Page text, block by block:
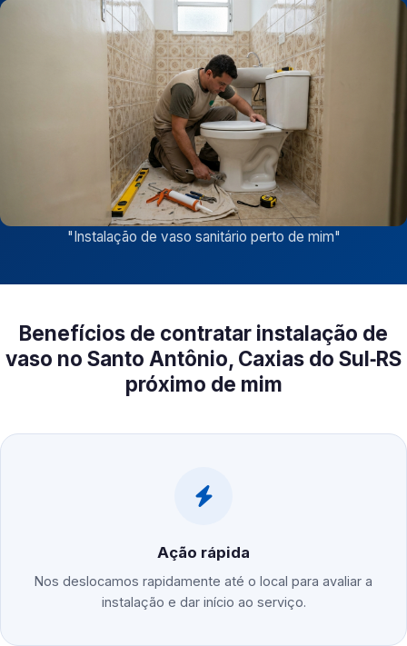
"Instalação de vaso sanitário perto de mim"
Benefícios de contratar instalação de
vaso no Santo Antônio, Caxias do Sul‑RS
próximo de mim
Ação rápida
Nos deslocamos rapidamente até o local para avaliar a
instalação e dar início ao serviço.